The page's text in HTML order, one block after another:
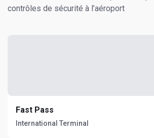
contrôles de sécurité à l’aéroport
Fast Pass
International Terminal